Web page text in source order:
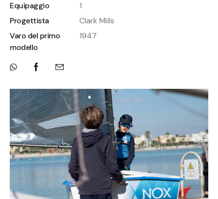
Equipaggio
1
Progettista
Clark Mills
Varo del primo
modello
1947